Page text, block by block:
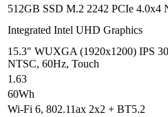
512GB SSD M.2 2242 PCIe 4.0x4
Integrated Intel UHD Graphics
15.3" WUXGA (1920x1200) IPS
NTSC, 60Hz, Touch
1.63
60Wh
Wi-Fi 6, 802.11ax 2x2 + BT5.2